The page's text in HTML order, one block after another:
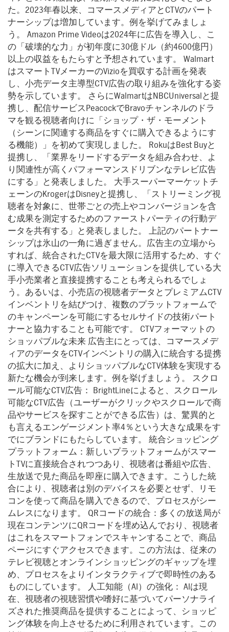
た。2023年春以来、コマースメディアとCTVのパート
ナーシップは増加しています。例を挙げてみましょ
う。 Amazon Prime Videoは2024年に広告を導入し、こ
の「破壊的な力」が初年度に30億ドル（約4600億円）
以上の収益をもたらすと予想されています。 Walmart
はスマートTVメーカーのVizioを買収する計画を発表
し、小売データ主導型CTV広告の取り組みを強化する姿
勢を示しています。 さらにWalmartはNBCUniversalと提
携し、配信サービスPeacockでBravoチャンネルのドラ
マを観る視聴者向けに「ショップ・ザ・モーメント
（シーンに関連する商品をすぐに購入できるようにす
る機能）」を初めて実現しました。 RokuはBest Buyと
提携し、「業界をリードするデータを組み合わせ、よ
り関連性が高くパフォーマンスドリブンなテレビ広告
にする」と発表しました。 大手スーパーマーケットチ
ェーンのKrogerはDisneyと提携し、「ストリーミング視
聴者を対象に、世帯ごとの売上やコンバージョンを含
む成果を測定するためのファーストパーティの行動デ
ータを共有する」と発表しました。 上記のパートナー
シップは氷山の一角に過ぎません。広告主の立場から
すれば、統合されたCTVを最大限に活用するため、すぐ
に導入できるCTV広告ソリューションを提供している大
手小売業者と直接提携することも考えられるでしょ
う。あるいは、小売店の視聴者データとプレミアムCTV
インベントリを結びつけ、複数のプラットフォームで
のキャンペーンを可能にするセルサイドの技術パート
ナーと協力することも可能です。 CTVフォーマットの
ショッパブルな未来 広告主にとっては、コマースメデ
ィアのデータをCTVインベントリの購入に統合する提携
の拡大に加え、よりショッパブルなCTV体験を実現する
新たな機会が到来します。例を挙げましょう。 スクロ
ール可能なCTV広告： BrightLineによると、スクロール
可能なCTV広告（ユーザーがクリックやスクロールで商
品やサービスを探すことができる広告）は、驚異的と
も言えるエンゲージメント率4％という大きな成果をす
でにブランドにもたらしています。 統合ショッピング
プラットフォーム：新しいプラットフォームがスマー
トTVに直接統合されつつあり、視聴者は番組や広告、
生放送で見た商品を即座に購入できます。こうした統
合により、視聴者は別のデバイスを必要とせず、リモ
コンを使って商品を購入できるので、プロセスがシー
ムレスになります。 QRコードの統合：多くの放送局が
現在コンテンツにQRコードを埋め込んでおり、視聴者
はこれをスマートフォンでスキャンすることで、商品
ページにすぐアクセスできます。この方法は、従来の
テレビ視聴とオンラインショッピングのギャップを埋
め、プロセスをよりインタラクティブで即時性のある
ものにしています。 人工知能（AI）の強化： AIは現
在、視聴者の視聴習慣や嗜好に基づいてパーソナライ
ズされた推奨商品を提供することによって、ショッピ
ング体験を向上させるために利用されています。この